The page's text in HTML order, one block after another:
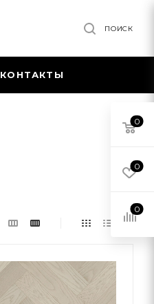
ПОИСК
КОНТАКТЫ
0
0
0